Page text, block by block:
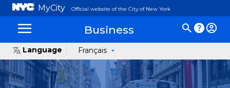
MyCity Official website of the City of New York
Business
Language Français